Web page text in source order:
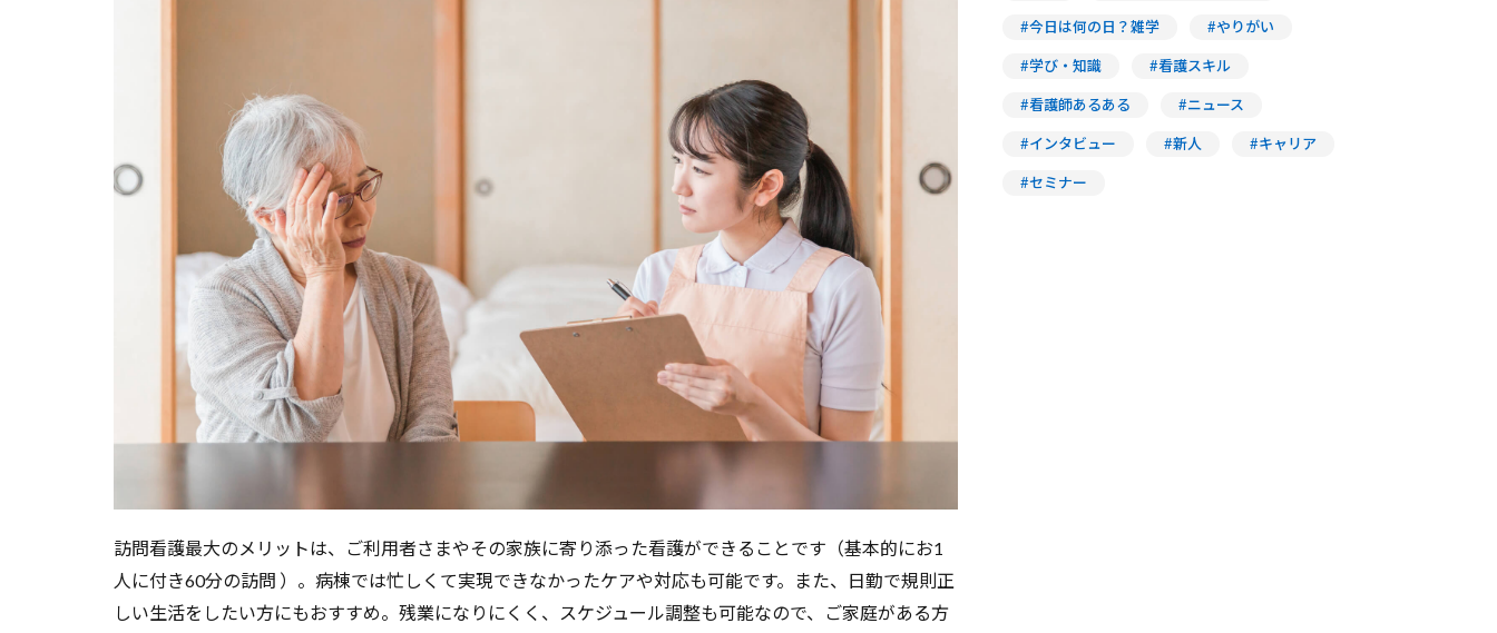
いる
なぜ
看護
が求
訪問
看護
師の
訪問看護最大のメリットは、ご利用者さまやその家族に寄り添った看護ができることです（基本的にお1
人に付き60分の訪問 ）。病棟では忙しくて実現できなかったケアや対応も可能です。また、日勤で規則正
しい生活をしたい方にもおすすめ。残業になりにくく、スケジュール調整も可能なので、ご家庭がある方
#今日は何の日？雑学 #やりがい
#学び・知識 #看護スキル
#看護師あるある #ニュース
#インタビュー #新人 #キャリア
#セミナー